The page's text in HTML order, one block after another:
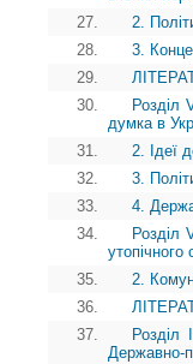
27.
2.
28.
3.
29.
30.
Розділ
думка в
31.
2. Ідеї
32.
3.
33.
4.
34.
Розділ
утопічного
35.
2.
36.
37.
Розділ
Державно-